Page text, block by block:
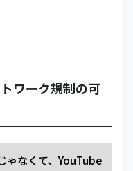
ワーク規制の可
ゃなくて、YouTube